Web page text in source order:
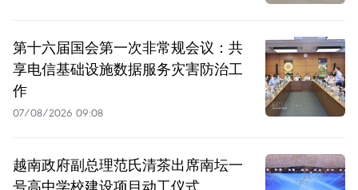
第十六届国会第一次非常规会议：共
享电信基础设施数据服务灾害防治工
作
07/08/2026 09:08
越南政府副总理范氏清茶出席南坛一
号高中学校建设项目动工仪式